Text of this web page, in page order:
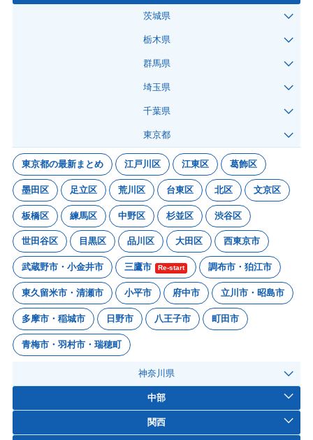
茨城県
栃木県
群馬県
埼玉県
千葉県
東京都
東京都の最新まとめ 江戸川区 江東区 葛飾区
墨田区 足立区 荒川区 台東区 北区 文京区
板橋区 練馬区 中野区 杉並区 渋谷区
世田谷区 目黒区 品川区 大田区 西東京市
武蔵野市・小金井市 三鷹市 Re-start 調布市・狛江市
東久留米市・清瀬市 小平市 府中市 立川市・昭島市
多摩市・稲城市 日野市 八王子市 町田市
青梅市・羽村市・瑞穂町
神奈川県
中部
関西